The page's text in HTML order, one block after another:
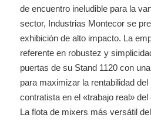
de encuentro ineludible para la
sector, Industrias Montecor se
exhibición de alto impacto. La
referente en robustez y
puertas de su Stand 1120 con
para maximizar la rentabilidad
contratista en el «trabajo real» del
La flota de mixers más versátil